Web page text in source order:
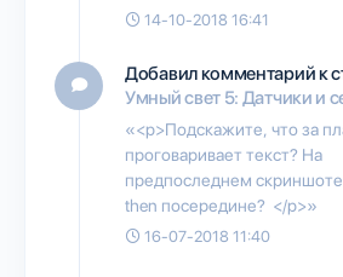
14-10-2018 16:41
Добавил комментарий к
Умный свет 5: Датчики и
«<p>Подскажите, что за
проговаривает текст? На
предпоследнем скриншоте
then посередине? </p>»
16-07-2018 11:40